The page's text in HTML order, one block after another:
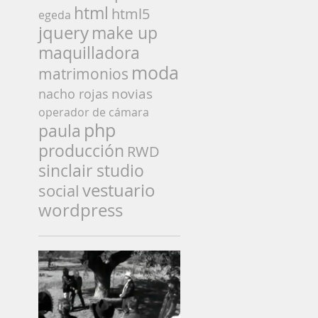
egeda html html5
jquerymake up
maquilladora
matrimonios moda
nacho rojas novias
operador de cámara
paula php
producción RWD
sinclair studio
social vestuario
wordpress